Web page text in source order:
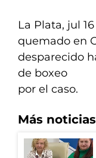
La Plata, jul
quemado en
desparecido
de boxeo
por el caso.
Más noticias